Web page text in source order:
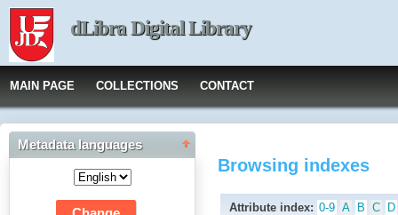
dLibra Digital Library
MAIN PAGE COLLECTIONS CONTACT
Metadata languages
Browsing indexes
Attribute index: 0-9 A B C D